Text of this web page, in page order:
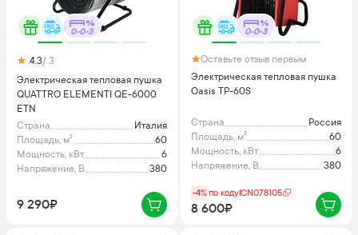
0-0-3
4.3/ 3
Электрическая тепловая пушка
QUATTRO ELEMENTI QE-6000
ETN
Страна
Италия
Площадь, м²
60
Мощность, кВт
6
Напряжение, В
380
9 290₽
0-0-3
Оставьте отзыв первым
Электрическая тепловая пушка
Oasis TP-60S
Страна
Россия
Площадь, м²
60
Мощность, кВт
6
Напряжение, В
380
-4%по кодуICN078105
8 600₽